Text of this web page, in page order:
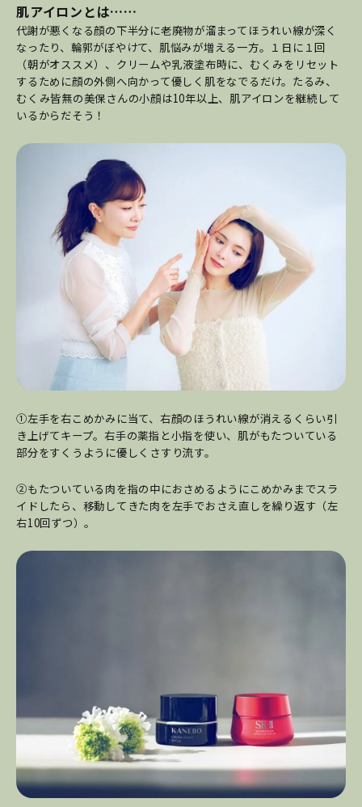
肌アイロンとは……
代謝が悪くなる顔の下半分に老廃物が溜まってほうれい線が深く
なったり、輪郭がぼやけて、肌悩みが増える一方。１日に１回
（朝がオススメ）、クリームや乳液塗布時に、むくみをリセット
するために顔の外側へ向かって優しく肌をなでるだけ。たるみ、
むくみ皆無の美保さんの小顔は10年以上、肌アイロンを継続して
いるからだそう！
①左手を右こめかみに当て、右顔のほうれい線が消えるくらい引
き上げてキープ。右手の薬指と小指を使い、肌がもたついている
部分をすくうように優しくさすり流す。
②もたついている肉を指の中におさめるようにこめかみまでスラ
イドしたら、移動してきた肉を左手でおさえ直しを繰り返す（左
右10回ずつ）。